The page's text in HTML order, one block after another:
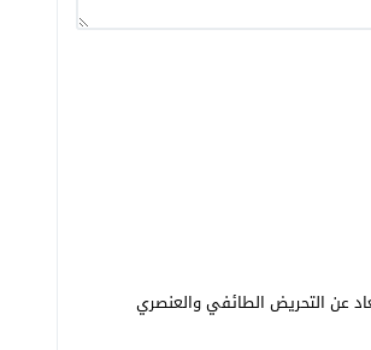
عن التحريض الطائفي والعنصري